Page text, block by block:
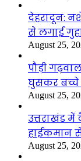
देहरादून:
से लगाई
August 25,
पौड़ी
घुसकर बच्चे
August 25,
उत्तराखंड
हाईकमान
August 25,